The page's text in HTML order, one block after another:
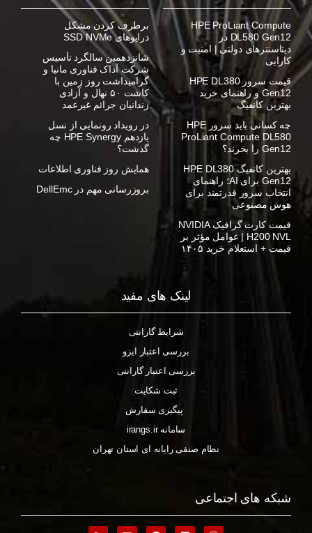
HPE ProLiant Compute
DL580 Gen12 در
دیتاسنترهای دولتی | امنیت و
کارایی
قیمت سرور HPE DL380
Gen12 و راهنمای خرید
بهترین کانفیگ
چه کسانی باید سرور HPE
ProLiant Compute DL580
Gen12 را بخرند؟
بهترین کانفیگ HPE DL380
Gen12 برای AI؛ راهنمای
انتخاب سرور قدرتمند برای
هوش مصنوعی
قیمت کارت گرافیک NVIDIA
H200 NVL | عوامل مؤثر بر
قیمت + استعلام خرید ۱۴۰۵
برطرف کردن مشکل
درایوهای SSD NVMe
شانزدهمین سالگرد تأسیس
شرکت آداک فناوری مانیا و
گرامیداشت روز زمین با
کاشت ۵۰ نهال و آزادی
زندانیان جرائم غیرعمد
در رویداد رونمایی از نسل
یازدهم HPE Synergy چه
گذشت؟
همایش روز فناوری اطلاعات
بروزرسانی مهم در DellEmc
لینک های مفید
شرایط گارانتی
بررسی اعتبار ایزو
بررسی اعتبار گارانتی
ثبت شکایت
پیگیری سفارش
سامانه irangs.ir
نظام صنفی رایانه ای استان تهران
شبکه های اجتماعی